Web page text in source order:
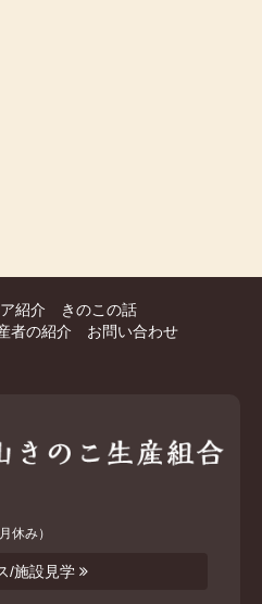
紹介
きのこの話
者の紹介
お問い合わせ
休み）
/施設見学